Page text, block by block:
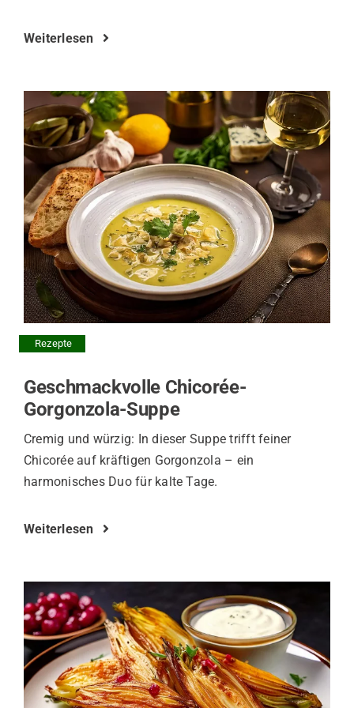
Weiterlesen
Rezepte
Geschmackvolle Chicorée-
Gorgonzola-Suppe
Cremig und würzig: In dieser Suppe trifft feiner
Chicorée auf kräftigen Gorgonzola – ein
harmonisches Duo für kalte Tage.
Weiterlesen